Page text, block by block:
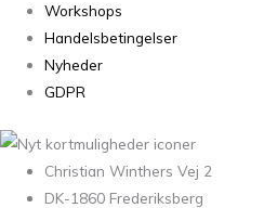
Workshops
Handelsbetingelser
Nyheder
GDPR
Christian Winthers Vej 2
DK-1860 Frederiksberg